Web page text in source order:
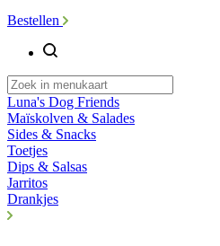
Bestellen
Luna's Dog Friends
Maïskolven & Salades
Sides & Snacks
Toetjes
Dips & Salsas
Jarritos
Drankjes